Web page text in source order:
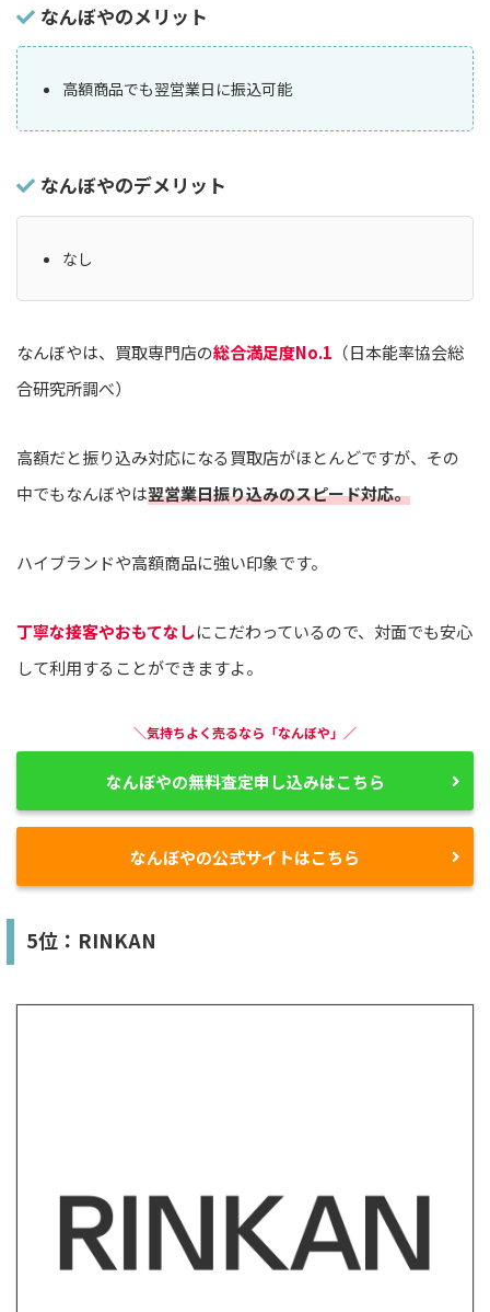
なんぼやのメリット
高額商品でも翌営業日に振込可能
なんぼやのデメリット
なし
なんぼやは、買取専門店の総合満足度No.1 （日本能率協会総
合研究所調べ）
高額だと振り込み対応になる買取店がほとんどですが、その
中でもなんぼやは翌営業日振り込みのスピード対応。
ハイブランドや高額商品に強い印象です。
丁寧な接客やおもてなしにこだわっているので、対面でも安心
して利用することができますよ。
＼気持ちよく売るなら「なんぼや」／
なんぼやの無料査定申し込みはこちら
なんぼやの公式サイトはこちら
5位：RINKAN